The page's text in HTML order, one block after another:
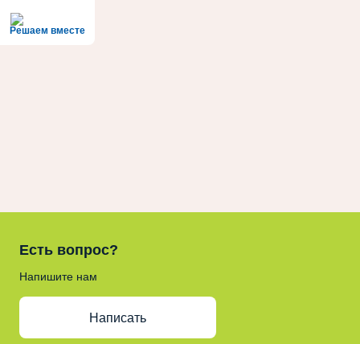
Решаем вместе
Есть вопрос?
Напишите нам
Написать